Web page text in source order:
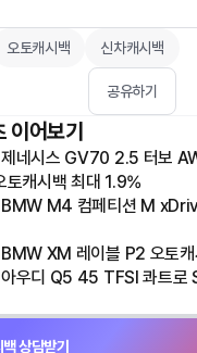
오토캐시백 신차캐시백
공유하기
이어보기
네시스 GV70 2.5 터보
토캐시백 최대 1.9%
M4 컴페티션 M
XM 레이블 P2 오토캐
우디 Q5 45 TFSI 콰트로
상담받기